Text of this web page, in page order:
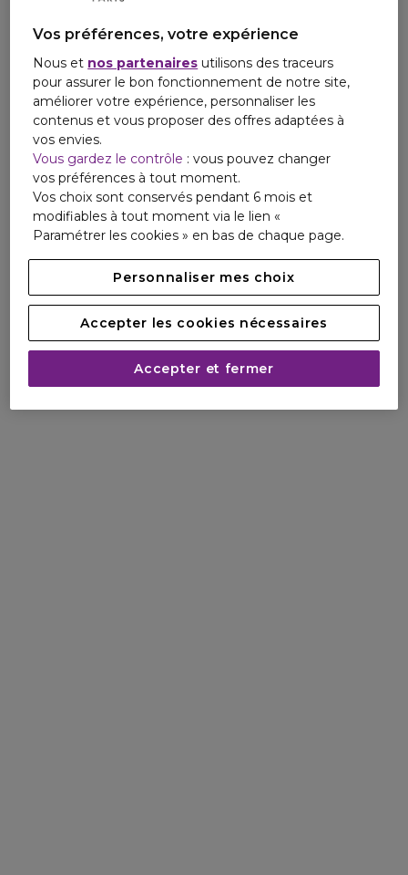
Vos préférences, votre expérience
Nous et nos partenaires utilisons des traceurs
pour assurer le bon fonctionnement de notre site,
améliorer votre expérience, personnaliser les
contenus et vous proposer des offres adaptées à
vos envies.
Vous gardez le contrôle : vous pouvez changer
vos préférences à tout moment.
Vos choix sont conservés pendant 6 mois et
modifiables à tout moment via le lien «
Paramétrer les cookies » en bas de chaque page.
Personnaliser mes choix
Accepter les cookies nécessaires
Accepter et fermer